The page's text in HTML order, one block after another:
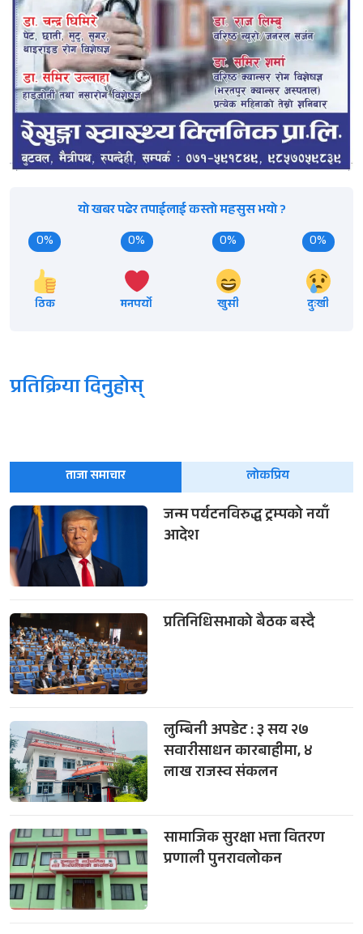
यो खबर पढेर तपाईलाई कस्तो महसुस भयो ?
0%
ठिक
0%
मनपर्यो
0%
खुसी
0%
दुःखी
प्रतिक्रिया दिनुहोस्
ताजा समाचार लोकप्रिय
जन्म पर्यटनविरुद्ध ट्रम्पको नयाँ
आदेश
प्रतिनिधिसभाको बैठक बस्दै
लुम्बिनी अपडेट : ३ सय २७
सवारीसाधन कारबाहीमा, ४
लाख राजस्व संकलन
सामाजिक सुरक्षा भत्ता वितरण
प्रणाली पुनरावलोकन